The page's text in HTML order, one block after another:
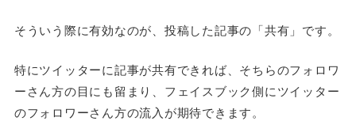
そういう際に有効なのが、投稿した記事の「共有」です。
特にツイッターに記事が共有できれば、そちらのフォロワ
ーさん方の目にも留まり、フェイスブック側にツイッター
のフォロワーさん方の流入が期待できます。